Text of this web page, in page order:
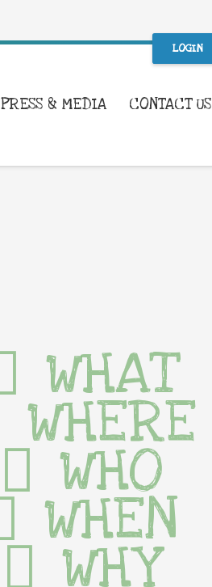
LOGIN
PRESS & MEDIA CONTACT US
WHAT
WHERE
WHO
WHEN
WHY